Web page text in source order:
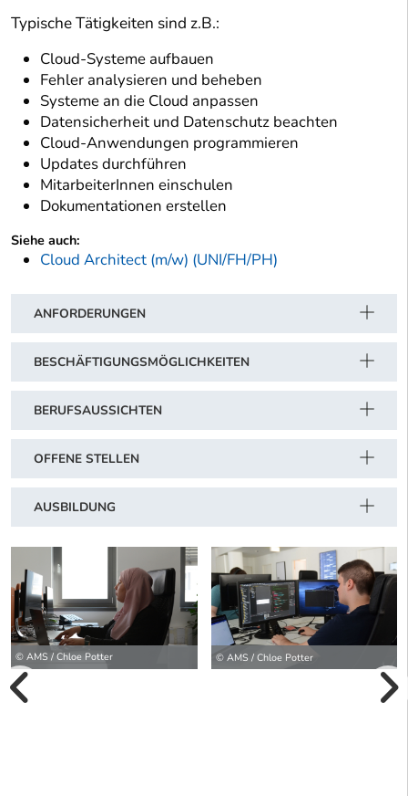
Typische Tätigkeiten sind z.B.:
Cloud-Systeme aufbauen
Fehler analysieren und beheben
Systeme an die Cloud anpassen
Datensicherheit und Datenschutz beachten
Cloud-Anwendungen programmieren
Updates durchführen
MitarbeiterInnen einschulen
Dokumentationen erstellen
Siehe auch:
Cloud Architect (m/w) (UNI/FH/PH)
ANFORDERUNGEN
BESCHÄFTIGUNGSMÖGLICHKEITEN
BERUFSAUSSICHTEN
OFFENE STELLEN
AUSBILDUNG
© AMS / Chloe Potter © AMS / Chloe Potter